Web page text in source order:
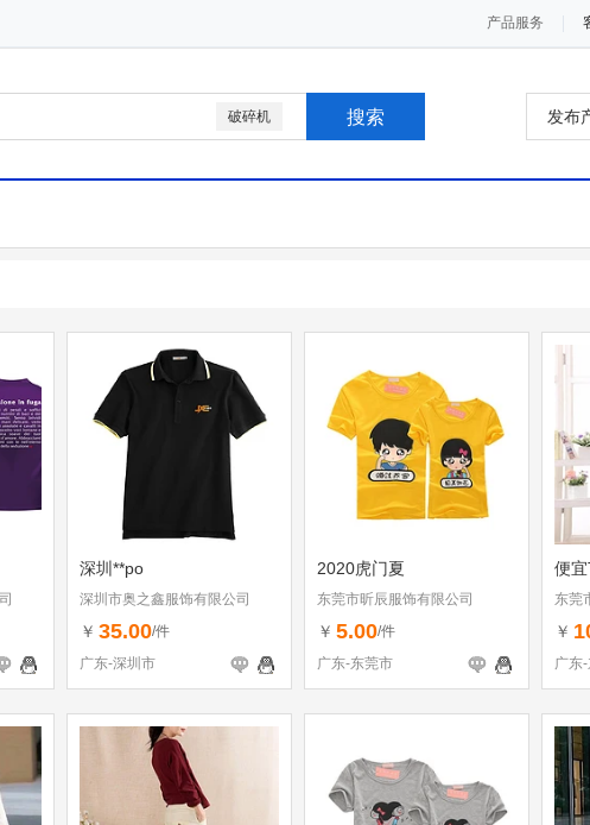
产品服务
破碎机 发布
深圳**po
深圳市奥之鑫服饰有限公司
￥ 35.00/件
广东-深圳市
2020虎门夏
东莞市昕辰服饰有限公司
￥ 5.00/件
广东-东莞市
便
东莞
￥
广东